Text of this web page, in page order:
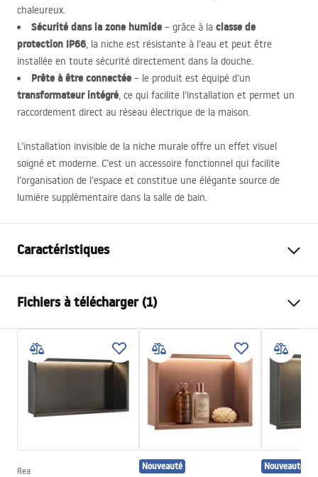
chaleureux.
Sécurité dans la zone humide – grâce à la classe de
protection IP66, la niche est résistante à l’eau et peut être
installée en toute sécurité directement dans la douche.
Prête à être connectée – le produit est équipé d’un
transformateur intégré, ce qui facilite l’installation et permet un
raccordement direct au réseau électrique de la maison.
L’installation invisible de la niche murale offre un effet visuel
soigné et moderne. C’est un accessoire fonctionnel qui facilite
l’organisation de l’espace et constitue une élégante source de
lumière supplémentaire dans la salle de bain.
Caractéristiques
Matériel
Méthode de montage
Auto-adhésif
Largeur
630mm
330mm
100 mm
24 mois
Fichiers à télécharger (1)
Conditions de garantie
Warranty_Terms_and_Conditions_Accessories_-_24.pdf
Rea Nouveauté Nouveauté